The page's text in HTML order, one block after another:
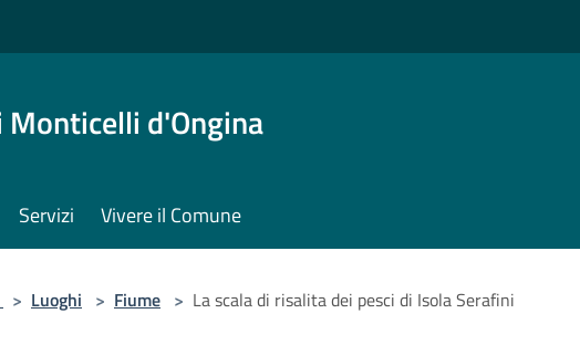
Monticelli d'Ongina
Servizi Vivere il Comune
> Luoghi > Fiume > La scala di risalita dei pesci di Isola Serafini